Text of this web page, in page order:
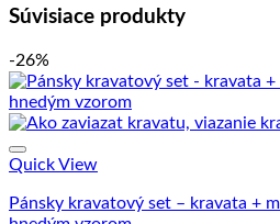
Súvisiace produkty
-26%
Quick View
Pánsky kravatový set – kravata +